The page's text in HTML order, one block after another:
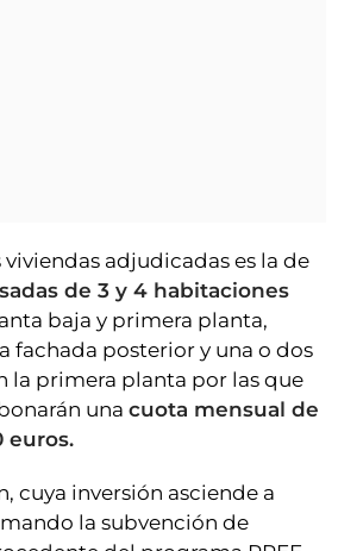
adjudicadas es la de
de 3 y 4 habitaciones
baja y primera planta,
fachada posterior y una o dos
la primera planta por las que
una cuota mensual de
euros.
cuya inversión asciende a
la subvención de